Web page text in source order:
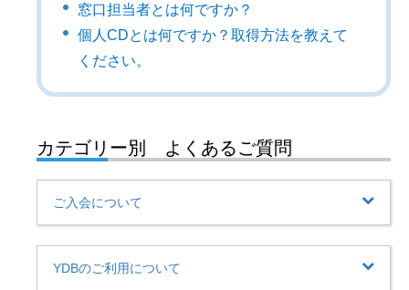
窓口担当者とは何ですか？
個人CDとは何ですか？取得方法を教えて
ください。
カテゴリー別 よくあるご質問
ご入会について
YDBのご利用について